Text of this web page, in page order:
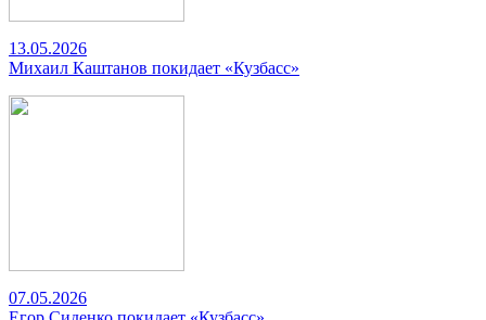
13.05.2026
Михаил Каштанов покидает «Кузбасс»
07.05.2026